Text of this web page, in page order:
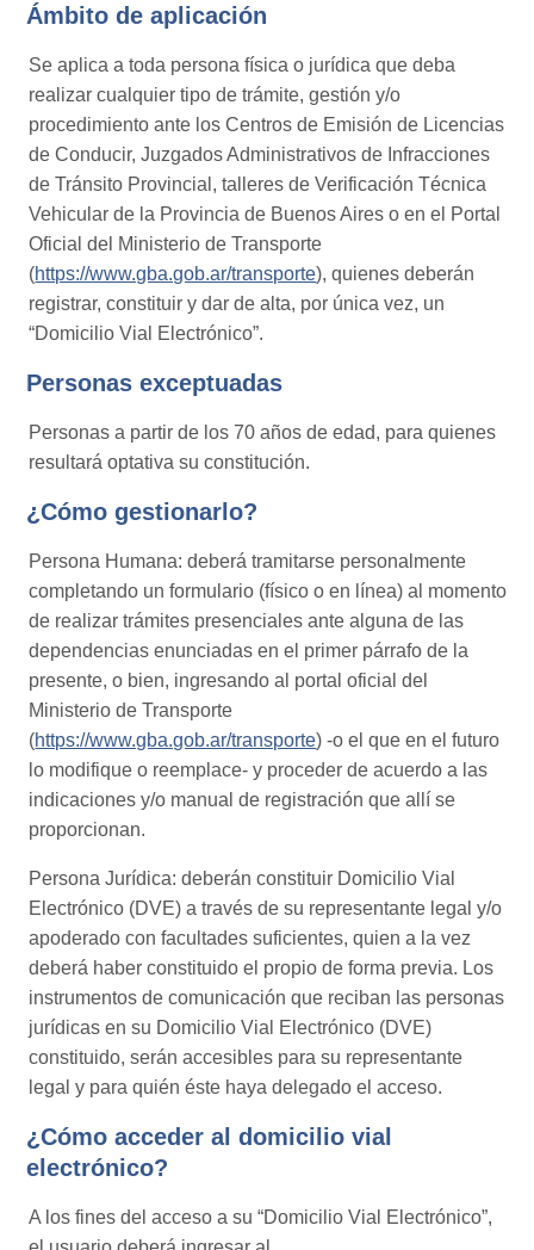
Ámbito de aplicación
Se aplica a toda persona física o jurídica que deba
realizar cualquier tipo de trámite, gestión y/o
procedimiento ante los Centros de Emisión de Licencias
de Conducir, Juzgados Administrativos de Infracciones
de Tránsito Provincial, talleres de Verificación Técnica
Vehicular de la Provincia de Buenos Aires o en el Portal
Oficial del Ministerio de Transporte
(https://www.gba.gob.ar/transporte), quienes deberán
registrar, constituir y dar de alta, por única vez, un
“Domicilio Vial Electrónico”.
Personas exceptuadas
Personas a partir de los 70 años de edad, para quienes
resultará optativa su constitución.
¿Cómo gestionarlo?
Persona Humana: deberá tramitarse personalmente
completando un formulario (físico o en línea) al momento
de realizar trámites presenciales ante alguna de las
dependencias enunciadas en el primer párrafo de la
presente, o bien, ingresando al portal oficial del
Ministerio de Transporte
(https://www.gba.gob.ar/transporte) -o el que en el futuro
lo modifique o reemplace- y proceder de acuerdo a las
indicaciones y/o manual de registración que allí se
proporcionan.
Persona Jurídica: deberán constituir Domicilio Vial
Electrónico (DVE) a través de su representante legal y/o
apoderado con facultades suficientes, quien a la vez
deberá haber constituido el propio de forma previa. Los
instrumentos de comunicación que reciban las personas
jurídicas en su Domicilio Vial Electrónico (DVE)
constituido, serán accesibles para su representante
legal y para quién éste haya delegado el acceso.
¿Cómo acceder al domicilio vial
electrónico?
A los fines del acceso a su “Domicilio Vial Electrónico”,